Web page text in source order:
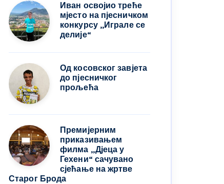
Иван освојио треће
мјесто на пјесничком
конкурсу ,,Играле се
делије“
Од косовског завјета
до пјесничког
прољећа
Премијерним
приказивањем
филма „Дјеца у
Гехени“ сачувано
сјећање на жртве
Старог Брода